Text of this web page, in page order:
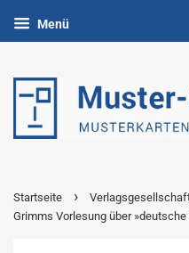
Menü
Startseite ›
Grimms Vorlesung über